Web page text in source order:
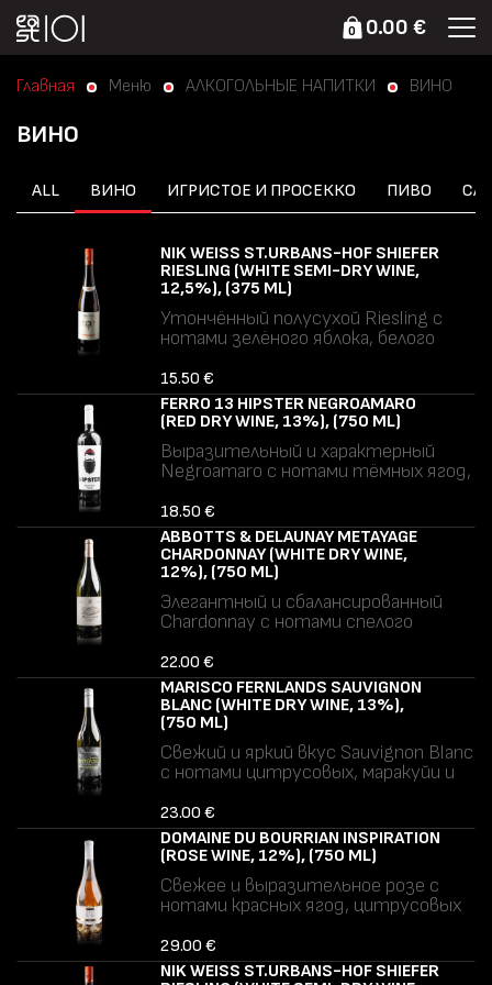
0 0.00 €
Главная Меню АЛКОГОЛЬНЫЕ НАПИТКИ ВИНО
ВИНО
ALL ВИНО ИГРИСТОЕ И ПРОСЕККО ПИВО
NIK WEISS ST.URBANS-HOF SHIEFER
RIESLING (WHITE SEMI-DRY WINE,
12,5%), (375 ML)
Утончённый полусухой Riesling с
нотами зелёного яблока, белого
Сбалансированная сладость, живая
кислотность и выраженное
минеральное послевкусие.
Аллергены: сульфиты.
15.50 €
FERRO 13 HIPSTER NEGROAMARO
(RED DRY WINE, 13%), (750 ML)
Выразительный и характерный
Negroamaro с нотами тёмных ягод,
акцентами. Среднетелое ближе к
полнотелому, с мягкими танинами и
гладким сухим послевкусием.
Аллергены: сульфиты.
18.50 €
ABBOTTS & DELAUNAY METAYAGE
CHARDONNAY (WHITE DRY WINE,
12%), (750 ML)
Элегантный и сбалансированный
Chardonnay с нотами спелого
цитрусовыми оттенками. Мягкая
текстура, свежая кислотность и
чистое, гармоничное послевкусие.
Аллергены: сульфиты.
22.00 €
MARISCO FERNLANDS SAUVIGNON
BLANC (WHITE DRY WINE, 13%),
(750 ML)
Свежий и яркий вкус Sauvignon Blanc
с нотами цитрусовых, маракуйи и
кислотность и освежающее,
чистое послевкусие.
Аллергены: сульфиты.
23.00 €
DOMAINE DU BOURRIAN INSPIRATION
(ROSE WINE, 12%), (750 ML)
Свежее и выразительное розе с
нотами красных ягод, цитрусовых
травяным акцентом. Лёгкое,
хрусткое и освежающее, с чистым
29.00 €
NIK WEISS ST.URBANS-HOF SHIEFER